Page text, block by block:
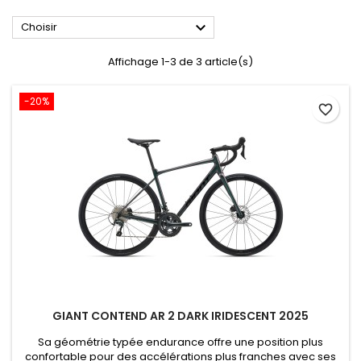
Choisir 
Affichage 1-3 de 3 article(s)
-20%
GIANT CONTEND AR 2 DARK IRIDESCENT 2025
Sa géométrie typée endurance offre une position plus
confortable pour des accélérations plus franches avec ses
favorite_border